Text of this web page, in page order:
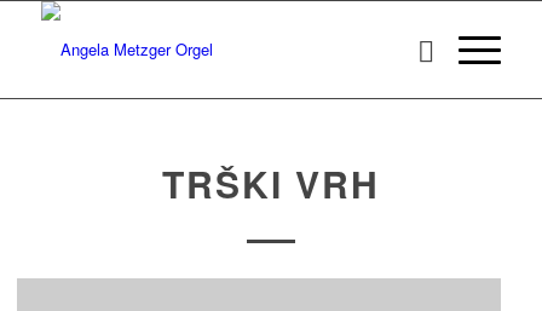
TRŠKI VRH